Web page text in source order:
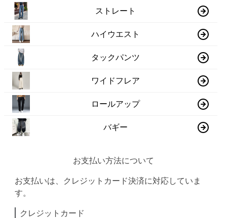
ストレート
ハイウエスト
タックパンツ
ワイドフレア
ロールアップ
バギー
お支払い方法について
お支払いは、クレジットカード決済に対応していま
す。
クレジットカード